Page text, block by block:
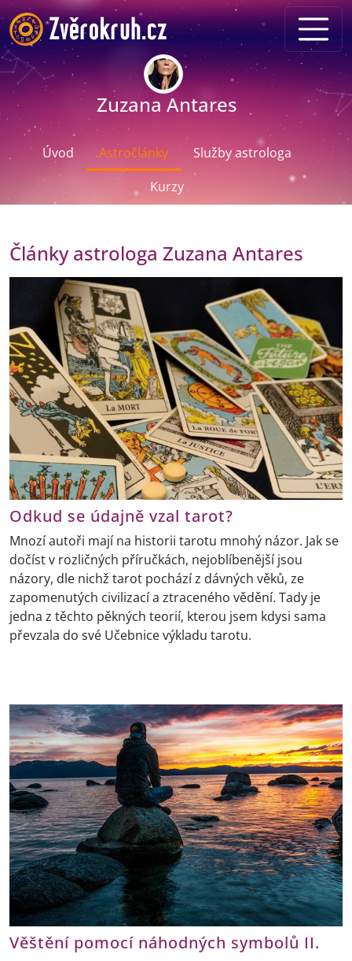
Zuzana Antares
Úvod Astročlánky
Služby astrologa
Kurzy
Články astrologa Zuzana Antares
Odkud se údajně vzal tarot?
Mnozí autoři mají na historii tarotu mnohý názor. Jak se
dočíst v rozličných příručkách, nejoblíbenější jsou
názory, dle nichž tarot pochází z dávných věků, ze
zapomenutých civilizací a ztraceného vědění. Tady je
jedna z těchto pěkných teorií, kterou jsem kdysi sama
převzala do své Učebnice výkladu tarotu.
Věštění pomocí náhodných symbolů II.